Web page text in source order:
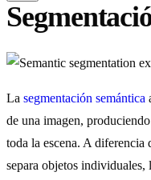
La segmentación semántica
de una imagen,
toda la escena. A diferencia
separa objetos individuales,